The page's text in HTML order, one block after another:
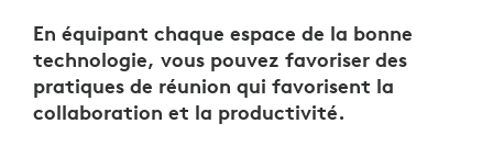
En équipant chaque espace de la bonne
technologie, vous pouvez favoriser des
pratiques de réunion qui favorisent la
collaboration et la productivité.